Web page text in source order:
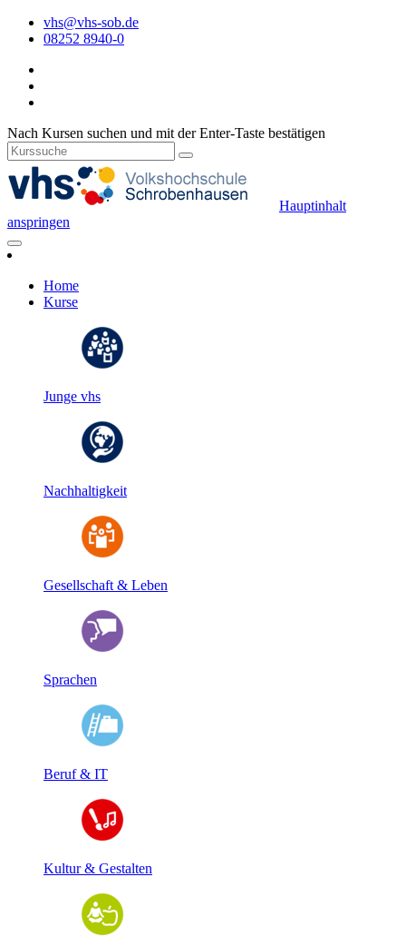
vhs@vhs-sob.de
08252 8940-0
Nach Kursen suchen und mit der Enter-Taste bestätigen
Hauptinhalt
anspringen
Home
Kurse
Junge vhs
Nachhaltigkeit
Gesellschaft & Leben
Sprachen
Beruf & IT
Kultur & Gestalten